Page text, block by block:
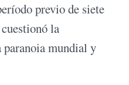
previo de siete
la
paranoia mundial y